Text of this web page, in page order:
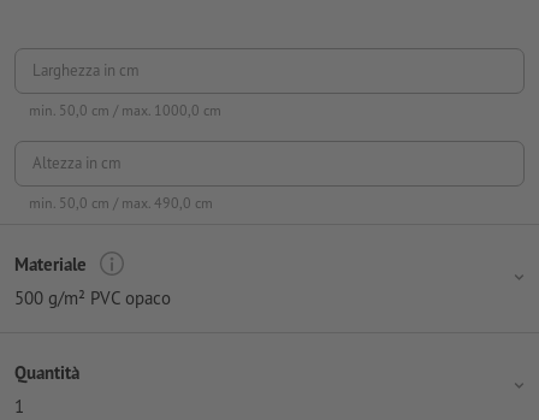
Larghezza in cm
min. 50,0 cm / max. 1000,0 cm
Altezza in cm
min. 50,0 cm / max. 490,0 cm
Materiale
500 g/m² PVC opaco
Quantità
1